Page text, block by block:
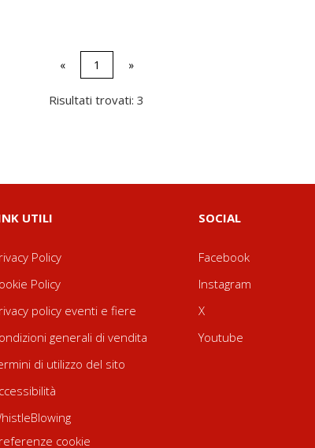
« 1 »
Risultati trovati: 3
UTILI
Policy
Policy
policy eventi e fiere
generali di vendita
di utilizzo del sito
cookie
SOCIAL
Facebook
Instagram
X
Youtube